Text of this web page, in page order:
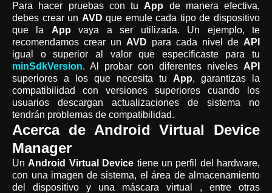
Para hacer pruebas con tu App de manera efectiva,
debes crear un AVD que emule cada tipo de dispositivo
que la App vaya a ser utilizada. Un ejemplo, te
recomendamos crear un AVD para cada nivel de API
igual o superior al valor que especificaste para tu
minSdkVersion. Al probar con diferentes niveles API
superiores a los que necesita tu App, garantizas la
compatibilidad con versiones superiores cuando los
usuarios descargan actualizaciones de sistema no
tendrán problemas de compatibilidad.
Acerca de Android Virtual Device
Manager
Un Android Virtual Device tiene un perfil del hardware,
con una imagen de sistema, el área de almacenamiento
del dispositivo y una máscara virtual , entre otras